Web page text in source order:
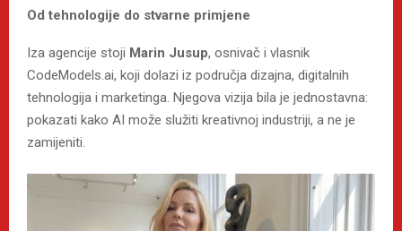
Od tehnologije do stvarne primjene
Iza agencije stoji Marin Jusup, osnivač i vlasnik
CodeModels.ai, koji dolazi iz područja dizajna, digitalnih
tehnologija i marketinga. Njegova vizija bila je jednostavna:
pokazati kako AI može služiti kreativnoj industriji, a ne je
zamijeniti.